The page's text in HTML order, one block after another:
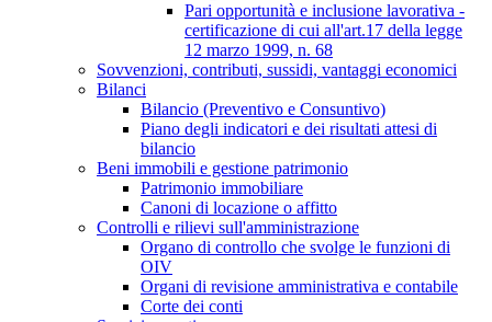
Pari opportunità e inclusione lavorativa -
certificazione di cui all'art.17 della legge
12 marzo 1999, n. 68
Sovvenzioni, contributi, sussidi, vantaggi economici
Bilanci
Bilancio (Preventivo e Consuntivo)
Piano degli indicatori e dei risultati attesi di
bilancio
Beni immobili e gestione patrimonio
Patrimonio immobiliare
Canoni di locazione o affitto
Controlli e rilievi sull'amministrazione
Organo di controllo che svolge le funzioni di
OIV
Organi di revisione amministrativa e contabile
Corte dei conti